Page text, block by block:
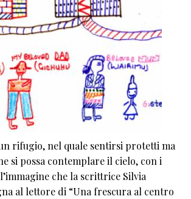
rifugio, nel quale sentirsi protetti ma
si possa contemplare il cielo, con i
che la scrittrice Silvia
al lettore di “Una frescura al centro